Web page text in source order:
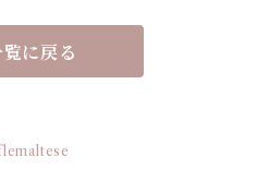
に戻る